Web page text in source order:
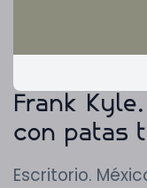
Frank
con patas
Escritorio.